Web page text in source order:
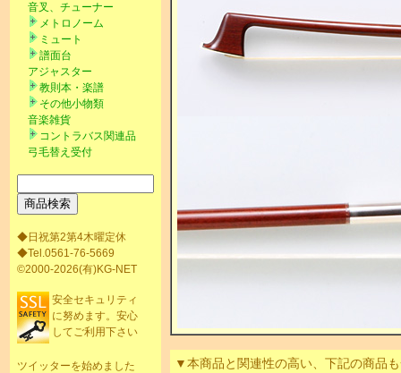
音叉、チューナー
メトロノーム
ミュート
譜面台
アジャスター
教則本・楽譜
その他小物類
音楽雑貨
コントラバス関連品
弓毛替え受付
◆日祝第2第4木曜定休
◆Tel.0561-76-5669
©2000-2026(有)KG-NET
安全セキュリティ
に努めます。安心
してご利用下さい
ツイッターを始めました ▼本商品と関連性の高い、下記の商品